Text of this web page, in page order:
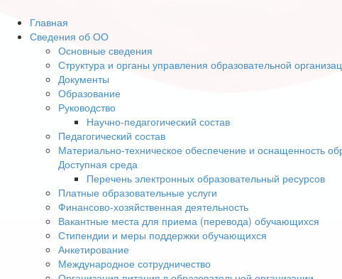
Главная
Сведения об ОО
Основные сведения
Структура и органы управления образовательной
Документы
Образование
Руководство
Научно-педагогический состав
Педагогический состав
Материально-техническое обеспечение и оснащенность
Доступная среда
Перечень электронных образовательный ресурсов
Платные образовательные услуги
Финансово-хозяйственная деятельность
Вакантные места для приема (перевода) обучающихся
Стипендии и меры поддержки обучающихся
Анкетирование
Международное сотрудничество